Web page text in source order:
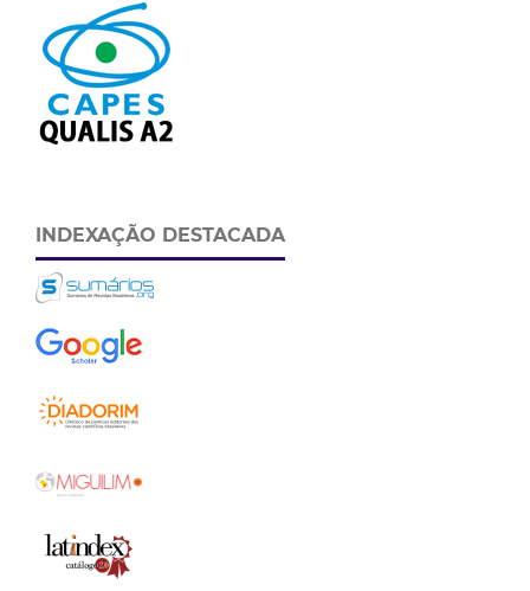
INDEXAÇÃO DESTACADA